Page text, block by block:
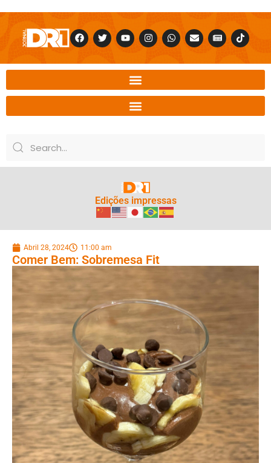
Edições impressas
Abril 28, 2024 11:00 am
Comer Bem: Sobremesa Fit